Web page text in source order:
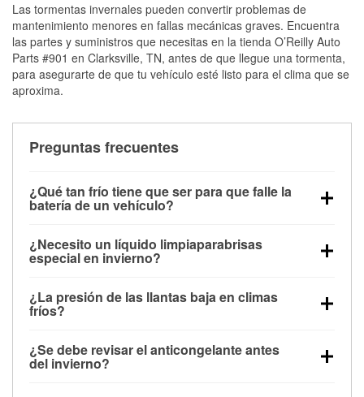
Las tormentas invernales pueden convertir problemas de
mantenimiento menores en fallas mecánicas graves. Encuentra
las partes y suministros que necesitas en la tienda O’Reilly Auto
Parts #901 en Clarksville, TN, antes de que llegue una tormenta,
para asegurarte de que tu vehículo esté listo para el clima que se
aproxima.
Preguntas frecuentes
¿Qué tan frío tiene que ser para que falle la
batería de un vehículo?
debajo de los 32 °F y puede perder hasta la mitad de
su potencia de arranque cerca de los 0 °F, lo que
arranque.
¿Necesito un líquido limpiaparabrisas
especial en invierno?
la congelación y ayuda a disolver la sal y la nieve
derretida en la carretera para mejorar la visibilidad.
¿La presión de las llantas baja en climas
fríos?
alrededor de 1 PSI por cada 10 °F que baja la
temperatura. Puedes obtener más información sobre
¿Se debe revisar el anticongelante antes
del invierno?